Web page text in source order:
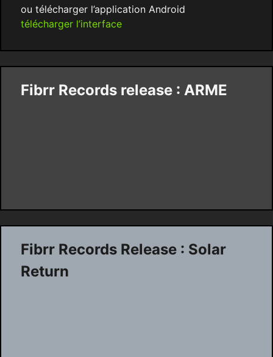
ou télécharger l’application Android
télécharger l’interface
Fibrr Records release : ARME
Fibrr Records Release : Solar
Return